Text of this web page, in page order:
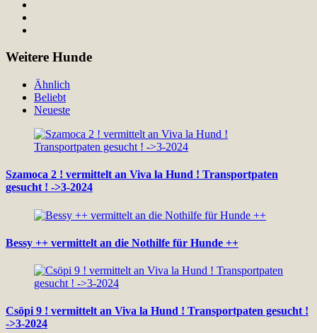
Weitere Hunde
Ähnlich
Beliebt
Neueste
Szamoca 2 ! vermittelt an Viva la Hund ! Transportpaten
gesucht ! ->3-2024
Bessy ++ vermittelt an die Nothilfe für Hunde ++
Csöpi 9 ! vermittelt an Viva la Hund ! Transportpaten gesucht !
->3-2024